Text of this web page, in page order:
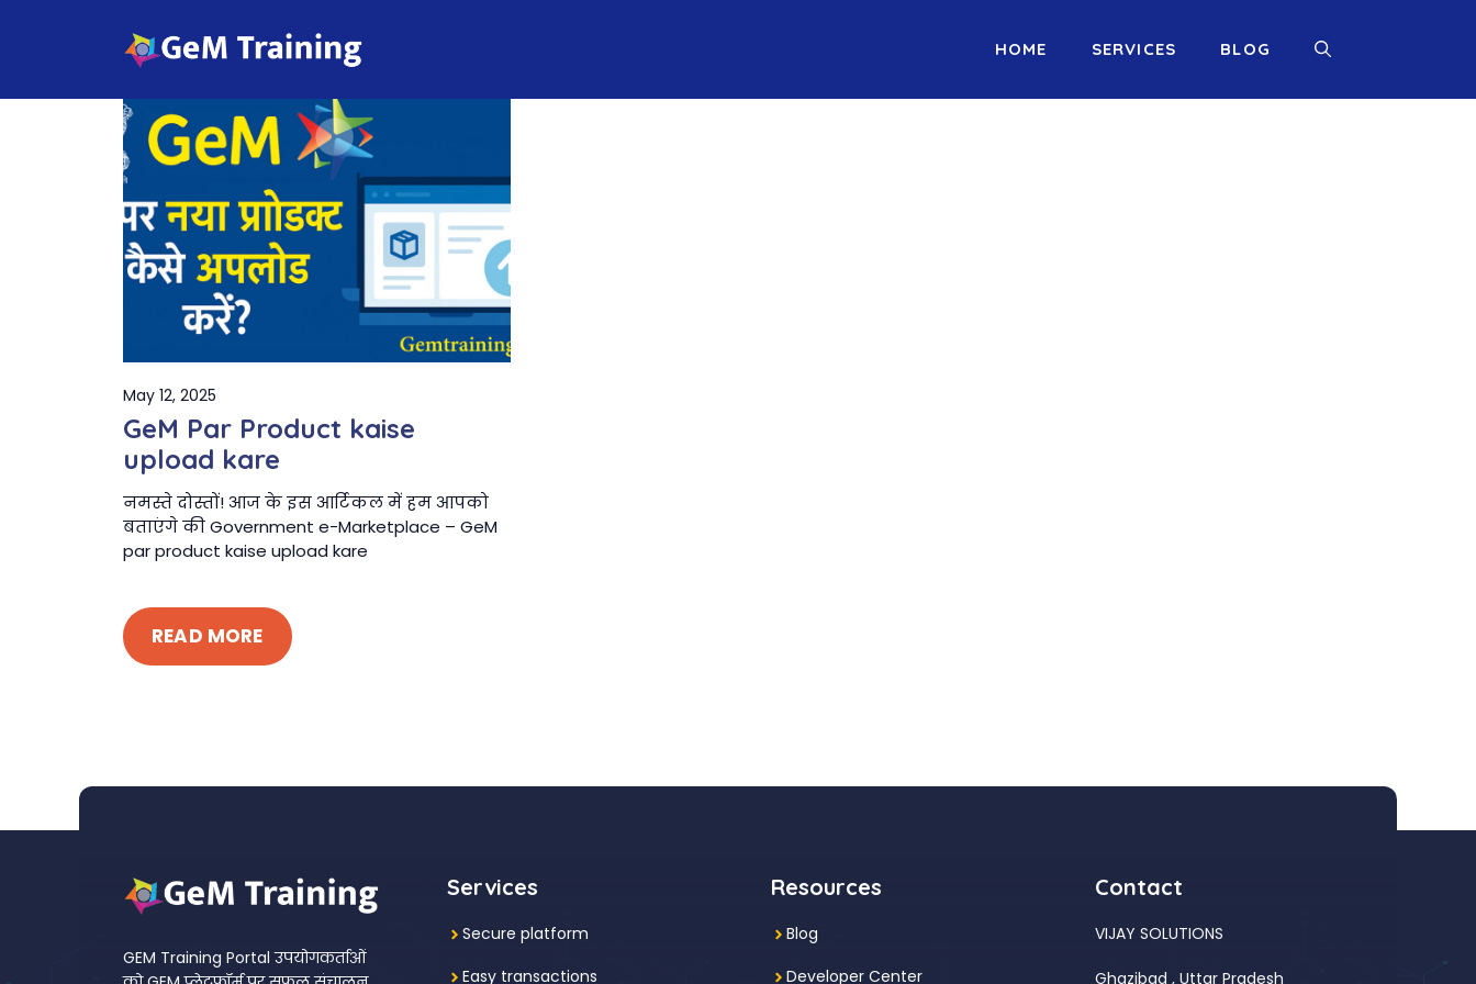
HOME SERVICES BLOG
May 12, 2025
GeM Par Product kaise
upload kare
नमस्ते दोस्तों! आज के इस आर्टिकल में हम आपको
बताएंगे की Government e-Marketplace – GeM
par product kaise upload kare
READ MORE
GEM Training Portal उपयोगकर्ताओं
Services
Secure platform
Easy transactions
Resources
Blog
Developer Center
Contact
VIJAY SOLUTIONS
Ghazibad , Uttar Pradesh